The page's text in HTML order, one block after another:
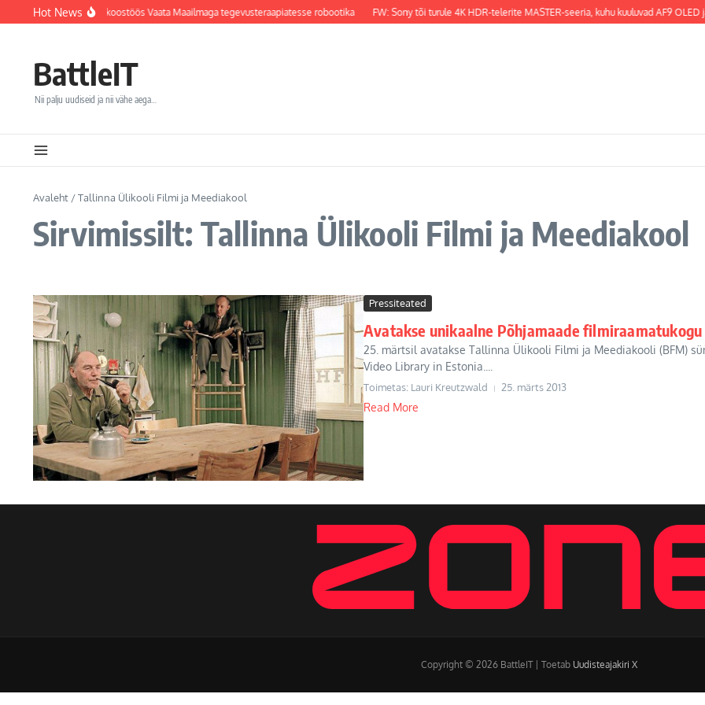
Sisu juurdeHot News
Jõhvi haigla integreerib koostöös Vaata Maailmaga tegevusteraapiatesse robootika FW: Sony tõi turule 4K HDR-telerite MASTER-seeria, kuhu kuuluvad AF9
BattleIT
Nii palju uudiseid ja nii vähe aega…
Avaleht /Tallinna Ülikooli Filmi ja Meediakool
Sirvimissilt: Tallinna Ülikooli Filmi ja Meediakool
Pressiteated
Avatakse unikaalne Põhjamaade filmiraamatukogu
25. märtsil avatakse Tallinna Ülikooli Filmi ja Meediakooli (BFM)
Video Library in Estonia....
Toimetas: Lauri Kreutzwald 25. märts 2013
Read More
Copyright © 2026 BattleIT | Toetab Uudisteajakiri X